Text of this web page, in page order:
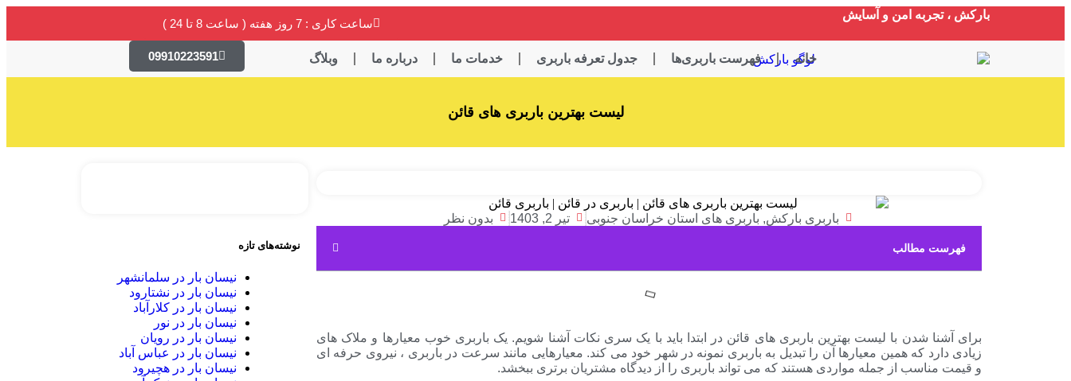
بارکش ، تجربه امن و آسایش
ساعت کاری : 7 روز هفته ( ساعت 8 تا 24 )
خانه فهرست باربری‌ها جدول تعرفه باربری خدمات ما درباره ما وبلاگ 09910223591
لیست بهترین باربری های قائن
باربری بارکش, باربری های استان خراسان جنوبی تیر 2, 1403 بدون نظر
فهرست مطالب
برای آشنا شدن با لیست بهترین باربری های قائن در ابتدا باید با یک سری نکات آشنا شویم. یک باربری خوب معیارها و ملاک های
زیادی دارد که همین معیارها آن را تبدیل به باربری نمونه در شهر خود می کند. معیارهایی مانند سرعت در باربری ، نیروی حرفه ای
و قیمت مناسب از جمله مواردی هستند که می تواند باربری را از دیدگاه مشتریان برتری ببخشد.
نوشته‌های تازه
نیسان بار در سلمانشهر
نیسان بار در نشتارود
نیسان بار در کلارآباد
نیسان بار در نور
نیسان بار در رویان
نیسان بار در عباس آباد
نیسان بار در هچیرود